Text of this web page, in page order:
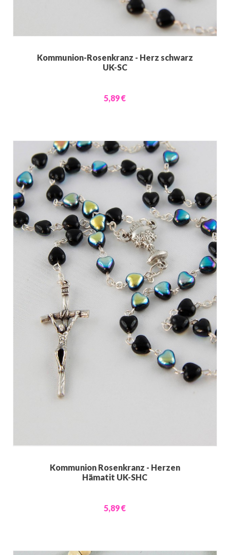
Kommunion-Rosenkranz - Herz schwarz
UK-SC
5,89 €
Kommunion Rosenkranz - Herzen
Hämatit UK-SHC
5,89 €